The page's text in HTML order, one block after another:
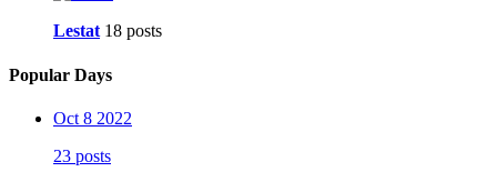
Lestat 18 posts
Popular Days
Oct 8 2022
23 posts